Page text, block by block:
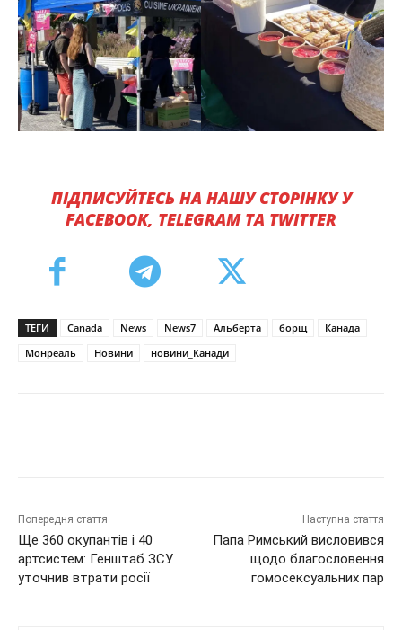
ПІДПИСУЙТЕСЬ НА НАШУ СТОРІНКУ У
FACEBOOK, TELEGRAM ТА TWITTER
ТЕГИ Canada News News7 Альберта борщ
Канада
Монреаль
Новини новини_Канади
Попередня стаття
Ще 360 окупантів і 40
артсистем: Генштаб ЗСУ
уточнив втрати росії
Наступна стаття
Папа Римський висловився
щодо благословення
гомосексуальних пар